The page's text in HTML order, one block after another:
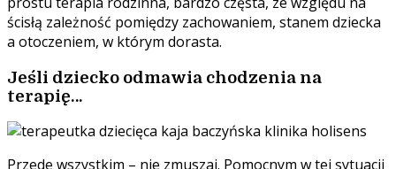
ścisłą zależność pomiędzy zachowaniem, stanem dziecka
a otoczeniem, w którym dorasta.
Jeśli dziecko odmawia chodzenia na
terapię…
Przede wszystkim – nie zmuszaj. Pomocnym w tej sytuacji